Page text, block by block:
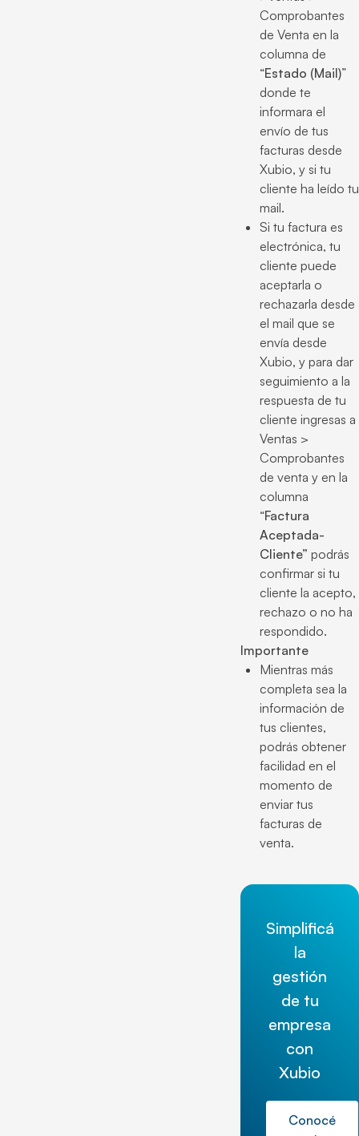
Comprobantes
de Venta en la
columna de
“Estado (Mail)”
donde te
informara el
envío de tus
facturas desde
Xubio, y si tu
cliente ha leído tu
mail.
Si tu factura es
electrónica, tu
cliente puede
aceptarla o
rechazarla desde
el mail que se
envía desde
Xubio, y para dar
seguimiento a la
respuesta de tu
cliente ingresas a
Ventas >
Comprobantes
de venta y en la
columna
“Factura
Aceptada-
Cliente” podrás
confirmar si tu
cliente la acepto,
rechazo o no ha
respondido.
Importante
Mientras más
completa sea la
información de
tus clientes,
podrás obtener
facilidad en el
momento de
enviar tus
facturas de
venta.
Simplificá
la
gestión
de tu
empresa
con
Xubio
Conocé